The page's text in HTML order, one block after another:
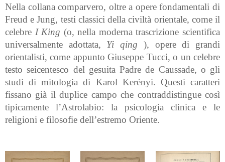
Nella collana comparvero, oltre a opere fondamentali di
Freud e Jung, testi classici della civiltà orientale, come il
celebre I King (o, nella moderna trascrizione scientifica
universalmente adottata, Yi qing ), opere di grandi
orientalisti, come appunto Giuseppe Tucci, o un celebre
testo seicentesco del gesuita Padre de Caussade, o gli
studi di mitologia di Karol Kerényi. Questi caratteri
fissano già il duplice campo che contraddistingue così
tipicamente l’Astrolabio: la psicologia clinica e le
religioni e filosofie dell’estremo Oriente.